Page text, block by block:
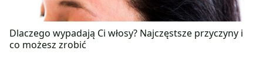
Dlaczego wypadają Ci włosy? Najczęstsze przyczyny i
co możesz zrobić